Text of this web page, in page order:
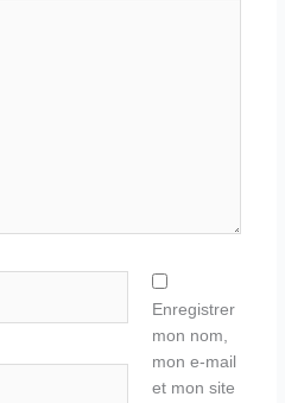
Enregistrer
mon nom,
mon e-mail
et mon site